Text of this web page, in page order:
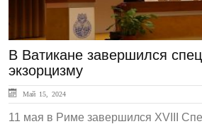
В Ватикане завершился
экзорцизму
Май 15, 2024
11 мая в Риме завершился XVIII